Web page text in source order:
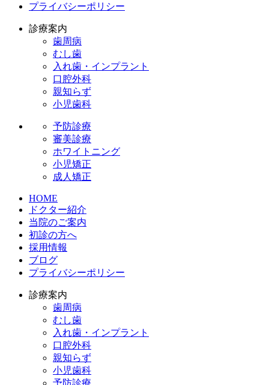
プライバシーポリシー
診療案内
歯周病
むし歯
入れ歯・インプラント
口腔外科
親知らず
小児歯科
予防診療
審美診療
ホワイトニング
小児矯正
成人矯正
HOME
ドクター紹介
当院のご案内
初診の方へ
採用情報
ブログ
プライバシーポリシー
診療案内
歯周病
むし歯
入れ歯・インプラント
口腔外科
親知らず
小児歯科